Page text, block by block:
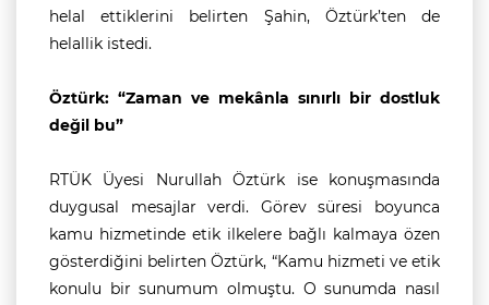
helal ettiklerini belirten Şahin, Öztürk’ten de
helallik istedi.
Öztürk: “Zaman ve mekânla sınırlı bir dostluk
değil bu”
RTÜK Üyesi Nurullah Öztürk ise konuşmasında
duygusal mesajlar verdi. Görev süresi boyunca
kamu hizmetinde etik ilkelere bağlı kalmaya özen
gösterdiğini belirten Öztürk, “Kamu hizmeti ve etik
konulu bir sunumum olmuştu. O sunumda nasıl